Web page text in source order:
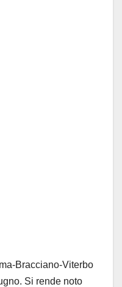
Bracciano-Viterbo
Si rende noto